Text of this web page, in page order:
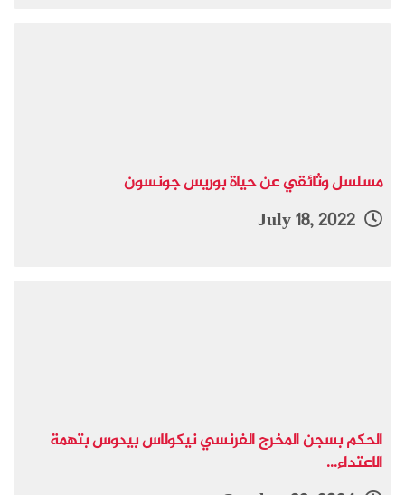
مسلسل وثائقي عن حياة بوريس جونسون
الحكم بسجن المخرج الفرنسي نيكولاس بيدوس بتهمة
الاعتداء...